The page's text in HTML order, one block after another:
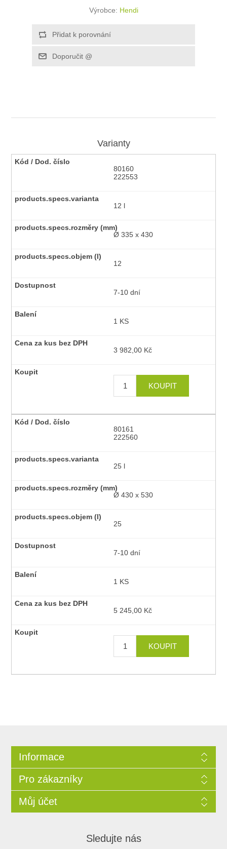
Výrobce: Hendi
Varianty
80160
222553
12 l
Ø 335 x 430
12
7-10 dní
1 KS
3 982,00 Kč
80161
222560
25 l
Ø 430 x 530
25
7-10 dní
1 KS
5 245,00 Kč
Informace
Pro zákazníky
Můj účet
Sledujte nás